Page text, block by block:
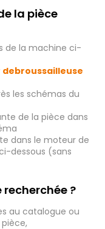
la pièce
de la machine ci-
debroussailleuse
les schémas du
de la pièce dans
dans le moteur de
dessous (sans
?
au catalogue ou